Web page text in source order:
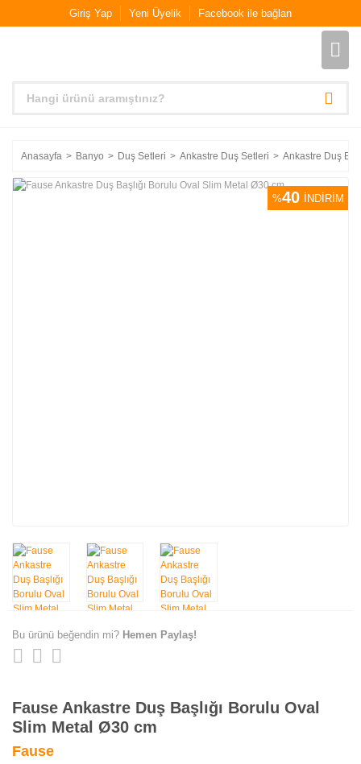
Giriş Yap Yeni Üyelik Facebook ile bağlan
Anasayfa Banyo Duş Setleri Ankastre Duş Setleri Ankastre Duş
%40 İNDİRİM
Bu ürünü beğendin mi? Hemen Paylaş!
Fause Ankastre Duş Başlığı Borulu Oval
Slim Metal Ø30 cm
Fause